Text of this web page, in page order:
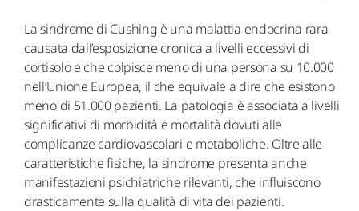
La sindrome di Cushing è una malattia endocrina rara
causata dall’esposizione cronica a livelli eccessivi di
cortisolo e che colpisce meno di una persona su 10.000
nell’Unione Europea, il che equivale a dire che esistono
meno di 51.000 pazienti. La patologia è associata a livelli
significativi di morbidità e mortalità dovuti alle
complicanze cardiovascolari e metaboliche. Oltre alle
caratteristiche fisiche, la sindrome presenta anche
manifestazioni psichiatriche rilevanti, che influiscono
drasticamente sulla qualità di vita dei pazienti.